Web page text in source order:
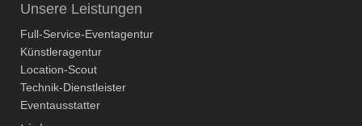
Unsere Leistungen
Full-Service-Eventagentur
Künstleragentur
Location-Scout
Technik-Dienstleister
Eventausstatter